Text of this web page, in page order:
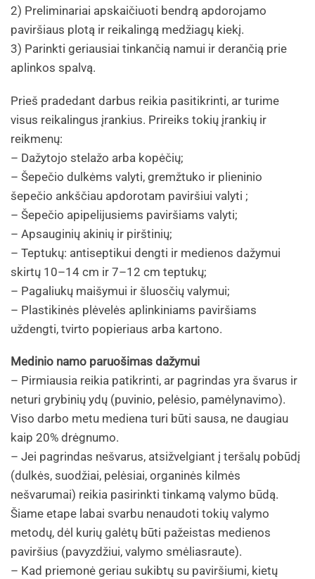
2) Preliminariai apskaičiuoti bendrą apdorojamo
paviršiaus plotą ir reikalingą medžiagų kiekį.
3) Parinkti geriausiai tinkančią namui ir derančią prie
aplinkos spalvą.
Prieš pradedant darbus reikia pasitikrinti, ar turime
visus reikalingus įrankius. Prireiks tokių įrankių ir
reikmenų:
– Dažytojo stelažo arba kopėčių;
– Šepečio dulkėms valyti, gremžtuko ir plieninio
šepečio ankščiau apdorotam paviršiui valyti ;
– Šepečio apipelijusiems paviršiams valyti;
– Apsauginių akinių ir pirštinių;
– Teptukų: antiseptikui dengti ir medienos dažymui
skirtų 10–14 cm ir 7–12 cm teptukų;
– Pagaliukų maišymui ir šluosčių valymui;
– Plastikinės plėvelės aplinkiniams paviršiams
uždengti, tvirto popieriaus arba kartono.
Medinio namo paruošimas dažymui
– Pirmiausia reikia patikrinti, ar pagrindas yra švarus ir
neturi grybinių ydų (puvinio, pelėsio, pamėlynavimo).
Viso darbo metu mediena turi būti sausa, ne daugiau
kaip 20% drėgnumo.
– Jei pagrindas nešvarus, atsižvelgiant į teršalų pobūdį
(dulkės, suodžiai, pelėsiai, organinės kilmės
nešvarumai) reikia pasirinkti tinkamą valymo būdą.
Šiame etape labai svarbu nenaudoti tokių valymo
metodų, dėl kurių galėtų būti pažeistas medienos
paviršius (pavyzdžiui, valymo smėliasraute).
– Kad priemonė geriau sukibtų su paviršiumi, kietų